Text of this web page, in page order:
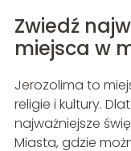
Zwiedź
miejsca w
Jerozolima to
religie i kultury.
najważniejsze
Miasta, gdzie